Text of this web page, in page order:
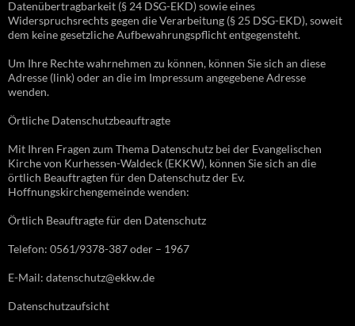
Datenübertragbarkeit (§ 24 DSG-EKD) sowie eines
Widerspruchsrechts gegen die Verarbeitung (§ 25 DSG-EKD), soweit
dem keine gesetzliche Aufbewahrungspflicht entgegensteht.
Um Ihre Rechte wahrnehmen zu können, können Sie sich an diese
Adresse (link) oder an die im Impressum angegebene Adresse
wenden.
Örtliche Datenschutzbeauftragte
Mit Ihren Fragen zum Thema Datenschutz bei der Evangelischen
Kirche von Kurhessen-Waldeck (EKKW), können Sie sich an die
örtlich Beauftragten für den Datenschutz der Ev.
Hoffnungskirchengemeinde wenden:
Örtlich Beauftragte für den Datenschutz
Telefon: 0561/9378-387 oder – 1967
E-Mail: datenschutz@ekkw.de
Datenschutzaufsicht